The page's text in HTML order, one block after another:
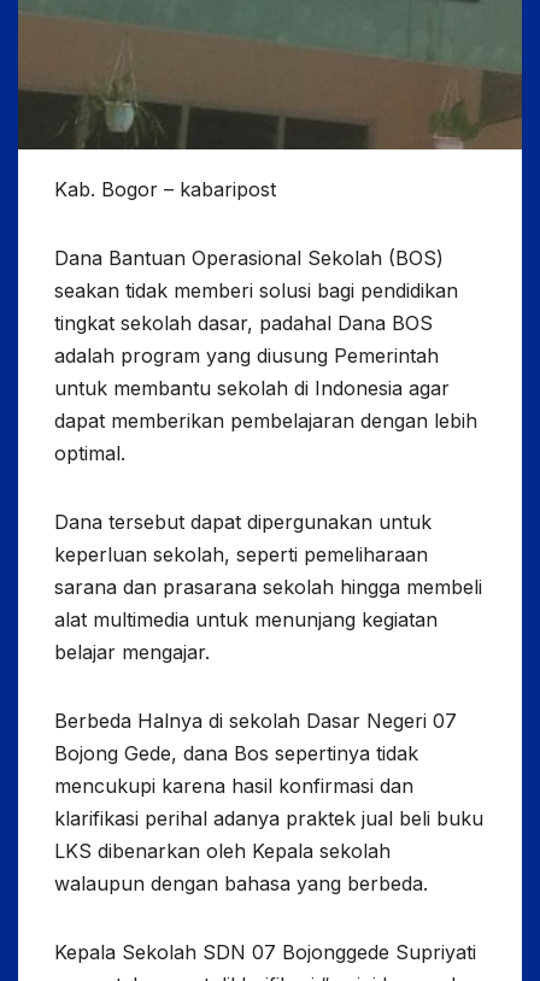
Kab. Bogor – kabaripost
Dana Bantuan Operasional Sekolah (BOS)
seakan tidak memberi solusi bagi pendidikan
tingkat sekolah dasar, padahal Dana BOS
adalah program yang diusung Pemerintah
untuk membantu sekolah di Indonesia agar
dapat memberikan pembelajaran dengan lebih
optimal.
Dana tersebut dapat dipergunakan untuk
keperluan sekolah, seperti pemeliharaan
sarana dan prasarana sekolah hingga membeli
alat multimedia untuk menunjang kegiatan
belajar mengajar.
Berbeda Halnya di sekolah Dasar Negeri 07
Bojong Gede, dana Bos sepertinya tidak
mencukupi karena hasil konfirmasi dan
klarifikasi perihal adanya praktek jual beli buku
LKS dibenarkan oleh Kepala sekolah
walaupun dengan bahasa yang berbeda.
Kepala Sekolah SDN 07 Bojonggede Supriyati